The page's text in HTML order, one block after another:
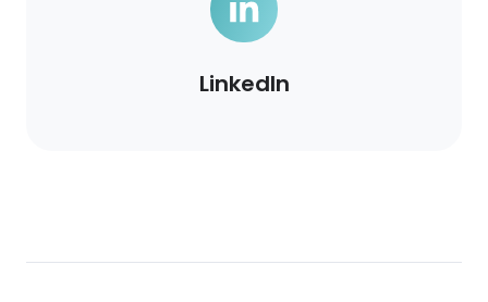
LinkedIn